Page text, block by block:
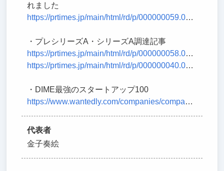
れました
https://prtimes.jp/main/html/rd/p/000000059.000050457.html
・プレシリーズA・シリーズA調達記事
https://prtimes.jp/main/html/rd/p/000000058.000050457.html
https://prtimes.jp/main/html/rd/p/000000040.000050457.html
・DIME最強のスタートアップ100
https://www.wantedly.com/companies/company_917215/post_articles/493115
代表者
金子奏絵